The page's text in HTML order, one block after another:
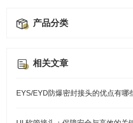
产品分类
相关文章
EYS/EYD防爆密封接头的优点有哪